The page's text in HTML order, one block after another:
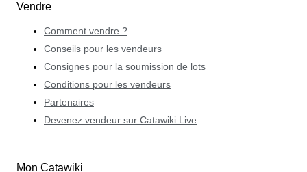
Vendre
Comment vendre ?
Conseils pour les vendeurs
Consignes pour la soumission de lots
Conditions pour les vendeurs
Partenaires
Devenez vendeur sur Catawiki Live
Mon Catawiki